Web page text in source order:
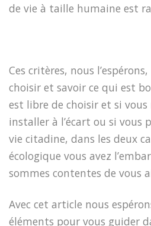
de vie à taille humaine est
Ces critères, nous
choisir et savoir ce qui est
est libre de choisir et si vous
installer à l’écart ou si vous
vie citadine, dans les deux
écologique vous avez
sommes contentes de vous
Avec cet article nous
éléments pour vous guider